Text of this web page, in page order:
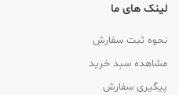
لینک های ما
نحوه ثبت سفارش
مشاهده سبد خرید
پیگیری سفارش